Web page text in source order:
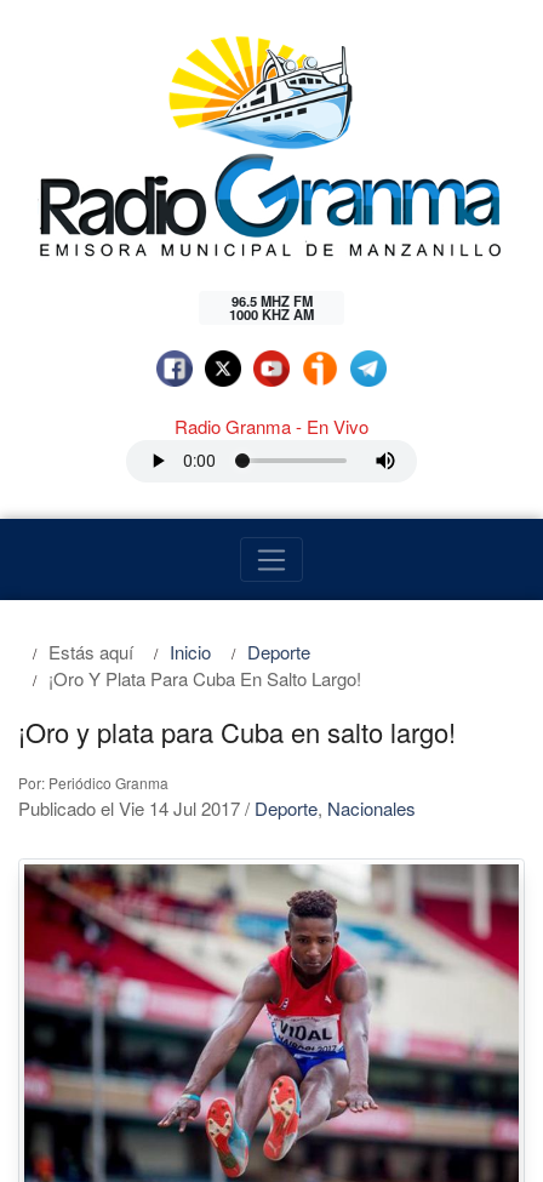
96.5 MHZ FM
1000 KHZ AM
Radio Granma - En Vivo
Estás aquí Inicio
Deporte
¡Oro Y Plata Para Cuba En Salto Largo!
¡Oro y plata para Cuba en salto largo!
Por: Periódico Granma
Publicado el Vie 14 Jul 2017/ Deporte, Nacionales